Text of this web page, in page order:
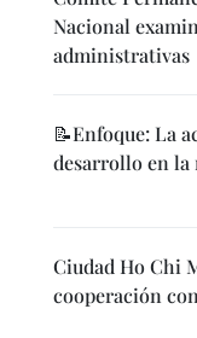
Nacional
administrativas
📝Enfoque: La
desarrollo en la
Ciudad Ho Chi
cooperación